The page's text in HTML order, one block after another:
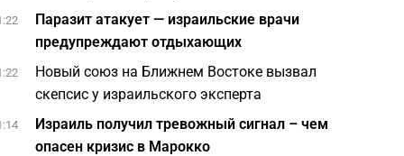
Паразит атакует — израильские врачи
предупреждают отдыхающих
Новый союз на Ближнем Востоке вызвал
скепсис у израильского эксперта
Израиль получил тревожный сигнал – чем
опасен кризис в Марокко